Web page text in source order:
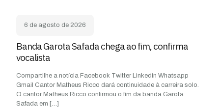
6 de agosto de 2026
Banda Garota Safada chega ao fim, confirma
vocalista
Compartilhe a notícia Facebook Twitter Linkedin Whatsapp
Gmail Cantor Matheus Ricco dará continuidade à carreira solo.
O cantor Matheus Ricco confirmou o fim da banda Garota
Safada em […]